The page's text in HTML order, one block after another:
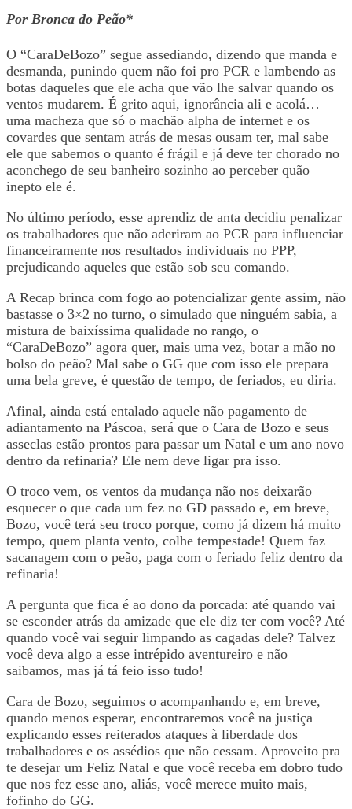
Por Bronca do Peão*
O “CaraDeBozo” segue assediando, dizendo que manda e
desmanda, punindo quem não foi pro PCR e lambendo as
botas daqueles que ele acha que vão lhe salvar quando os
ventos mudarem. É grito aqui, ignorância ali e acolá…
uma macheza que só o machão alpha de internet e os
covardes que sentam atrás de mesas ousam ter, mal sabe
ele que sabemos o quanto é frágil e já deve ter chorado no
aconchego de seu banheiro sozinho ao perceber quão
inepto ele é.
No último período, esse aprendiz de anta decidiu penalizar
os trabalhadores que não aderiram ao PCR para influenciar
financeiramente nos resultados individuais no PPP,
prejudicando aqueles que estão sob seu comando.
A Recap brinca com fogo ao potencializar gente assim, não
bastasse o 3×2 no turno, o simulado que ninguém sabia, a
mistura de baixíssima qualidade no rango, o
“CaraDeBozo” agora quer, mais uma vez, botar a mão no
bolso do peão? Mal sabe o GG que com isso ele prepara
uma bela greve, é questão de tempo, de feriados, eu diria.
Afinal, ainda está entalado aquele não pagamento de
adiantamento na Páscoa, será que o Cara de Bozo e seus
asseclas estão prontos para passar um Natal e um ano novo
dentro da refinaria? Ele nem deve ligar pra isso.
O troco vem, os ventos da mudança não nos deixarão
esquecer o que cada um fez no GD passado e, em breve,
Bozo, você terá seu troco porque, como já dizem há muito
tempo, quem planta vento, colhe tempestade! Quem faz
sacanagem com o peão, paga com o feriado feliz dentro da
refinaria!
A pergunta que fica é ao dono da porcada: até quando vai
se esconder atrás da amizade que ele diz ter com você? Até
quando você vai seguir limpando as cagadas dele? Talvez
você deva algo a esse intrépido aventureiro e não
saibamos, mas já tá feio isso tudo!
Cara de Bozo, seguimos o acompanhando e, em breve,
quando menos esperar, encontraremos você na justiça
explicando esses reiterados ataques à liberdade dos
trabalhadores e os assédios que não cessam. Aproveito pra
te desejar um Feliz Natal e que você receba em dobro tudo
que nos fez esse ano, aliás, você merece muito mais,
fofinho do GG.